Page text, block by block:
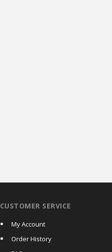
CUSTOMER SERVICE
My Account
Order History